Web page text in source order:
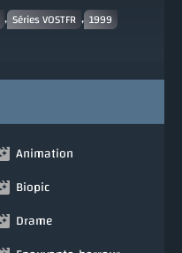
, Séries VOSTFR , 1999
Animation
Biopic
Drame